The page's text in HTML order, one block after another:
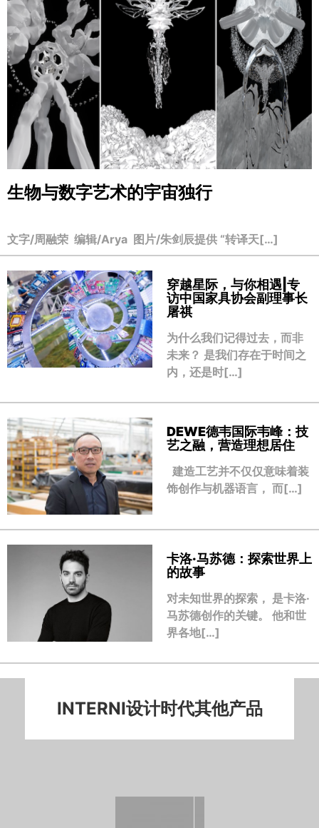
生物与数字艺术的宇宙独行
文字/周融荣 编辑/Arya 图片/朱剑辰提供 “转译天[…]
穿越星际，与你相遇|专
访中国家具协会副理事长
屠祺
为什么我们记得过去，而非
未来？ 是我们存在于时间之
内，还是时[…]
DEWE德韦国际韦峰：技
艺之融，营造理想居住
建造工艺并不仅仅意味着装
饰创作与机器语言， 而[…]
卡洛·马苏德：探索世界上
的故事
对未知世界的探索， 是卡洛·
马苏德创作的关键。 他和世
界各地[…]
INTERNI设计时代其他产品